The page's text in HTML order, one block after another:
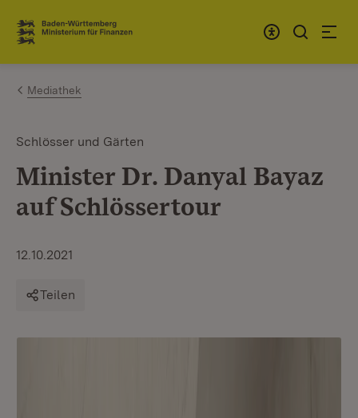
Zum Inhalt springen
Link zur Startseite
Mediathek
Schlösser und Gärten
Minister Dr. Danyal Bayaz
auf Schlössertour
12.10.2021
Teilen